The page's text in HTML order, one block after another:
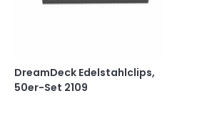
DreamDeck Edelstahlclips,
50er-Set 2109